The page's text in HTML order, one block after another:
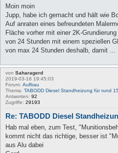
Moin moin
Jupp, habe ich gemacht und hält wie
Auf anraten eines befreundeten
Fläche vorher mit einer 2K-
von 24 Stunden mit einem speziellen
von max 24 Stunden deshalb, damit ...
von Saharagerd
2019-03-16 19:45:03
Forum: Aufbau
Thema: TABODD Diesel Standheizung für rund
Antworten: 92
Zugriffe: 29193
Re: TABODD Diesel
Hab mal eben, zum Test,
kommt nicht das richtige, besser ist
aus Alu dabei